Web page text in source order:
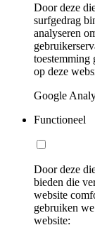
Door deze
surfgedrag
analyseren
toestemming
op deze
Google
Functioneel
Door deze
bieden die
website
gebruiken
website: